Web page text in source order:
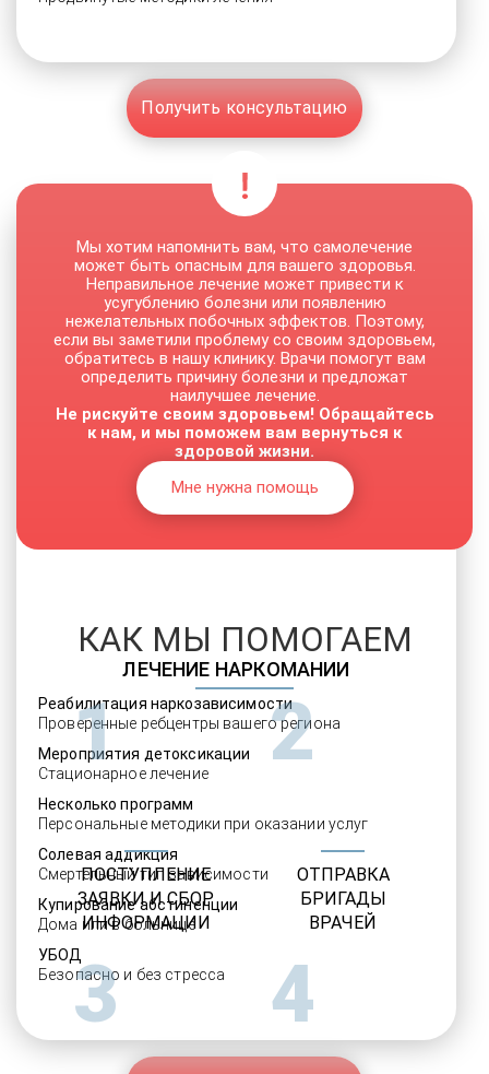
Получить консультацию
ЛЕЧЕНИЕ НАРКОМАНИИ
Реабилитация наркозависимости
Проверенные ребцентры вашего региона
Мероприятия детоксикации
Стационарное лечение
Несколько программ
Персональные методики при оказании услуг
Солевая аддикция
Смертельный тип зависимости
Купирование абстиненции
Дома или в больнице
УБОД
Безопасно и без стресса
Мы хотим напомнить вам, что самолечение
может быть опасным для вашего здоровья.
Неправильное лечение может привести к
усугублению болезни или появлению
нежелательных побочных эффектов. Поэтому,
если вы заметили проблему со своим здоровьем,
обратитесь в нашу клинику. Врачи помогут вам
определить причину болезни и предложат
наилучшее лечение.
Не рискуйте своим здоровьем! Обращайтесь
к нам, и мы поможем вам вернуться к
здоровой жизни.
Мне нужна помощь
КАК МЫ ПОМОГАЕМ
1
ПОСТУПЛЕНИЕ
ЗАЯВКИ И СБОР
ИНФОРМАЦИИ
2
ОТПРАВКА
БРИГАДЫ
ВРАЧЕЙ
3 4